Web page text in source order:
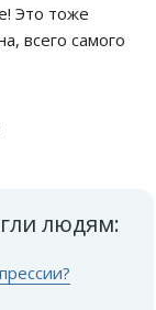
Это тоже
всего самого
людям: